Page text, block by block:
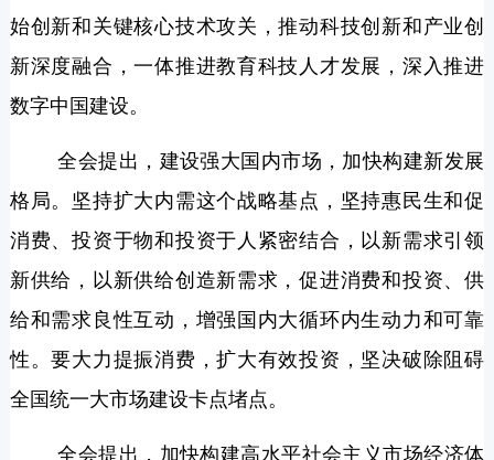
始创新和关键核心技术攻关，推动科技创新和产业创
新深度融合，一体推进教育科技人才发展，深入推进
数字中国建设。
全会提出，建设强大国内市场，加快构建新发展
格局。坚持扩大内需这个战略基点，坚持惠民生和促
消费、投资于物和投资于人紧密结合，以新需求引领
新供给，以新供给创造新需求，促进消费和投资、供
给和需求良性互动，增强国内大循环内生动力和可靠
性。要大力提振消费，扩大有效投资，坚决破除阻碍
全国统一大市场建设卡点堵点。
全会提出，加快构建高水平社会主义市场经济体